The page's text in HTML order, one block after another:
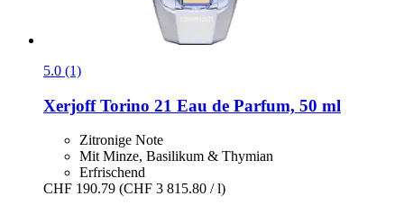
5.0 (1)
XerjoffTorino 21 Eau de Parfum, 50 ml
Zitronige Note
Mit Minze, Basilikum & Thymian
Erfrischend
CHF 190.79 (CHF 3 815.80 / l)